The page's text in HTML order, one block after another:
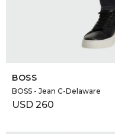
BOSS
BOSS - Jean C-Delaware
USD 260